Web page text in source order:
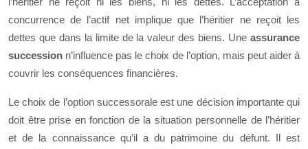
concurrence de l’actif net implique que l’héritier ne reçoit les
dettes que dans la limite de la valeur des biens. Une assurance
succession n’influence pas le choix de l’option, mais peut aider à
couvrir les conséquences financières.
Le choix de l’option successorale est une décision importante qui
doit être prise en fonction de la situation personnelle de l’héritier
et de la connaissance qu’il a du patrimoine du défunt. Il est